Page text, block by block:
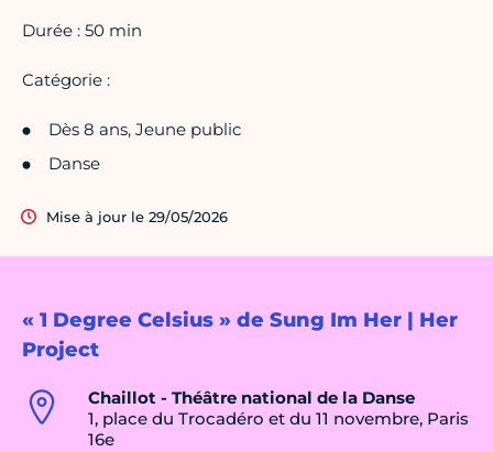
« 1 Degree Celsius » de Sung Im Her | Her
Project
Chaillot - Théâtre national de la Danse
1, place du Trocadéro et du 11 novembre, Paris
16e
Durée : 50 min
Catégorie :
Dès 8 ans, Jeune public
Danse
Mise à jour le 29/05/2026